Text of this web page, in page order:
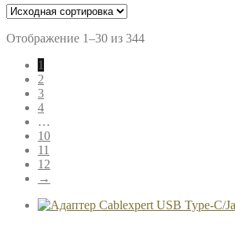
Отображение 1–30 из 344
1
2
3
4
…
10
11
12
→